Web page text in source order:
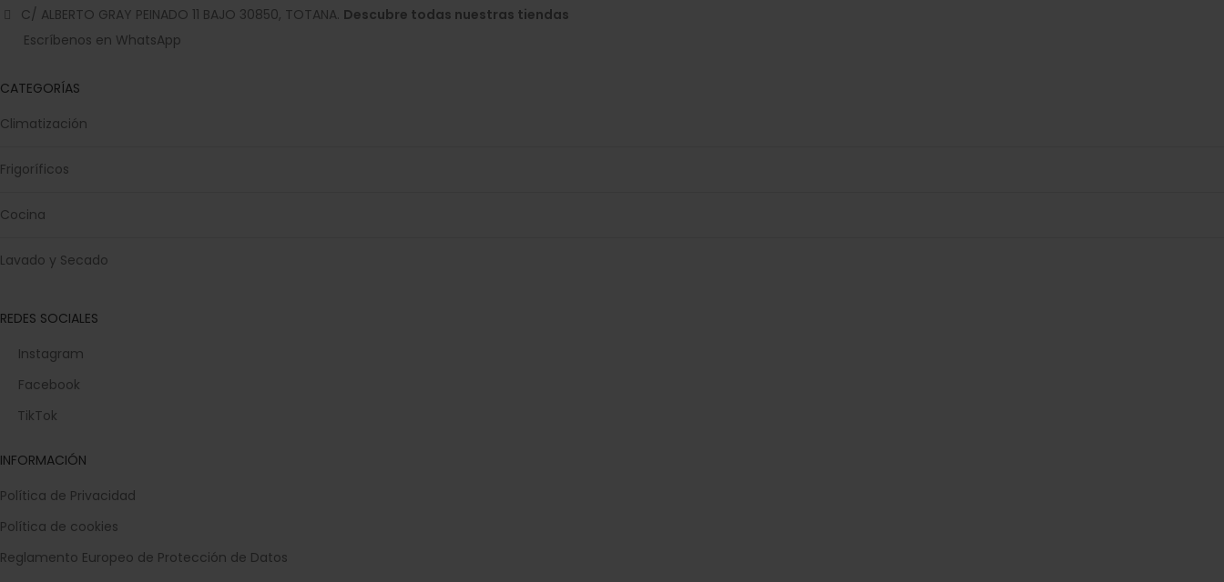
C/ ALBERTO GRAY PEINADO 11 BAJO 30850, TOTANA. Descubre todas nuestras tiendas
Escríbenos en WhatsApp
CATEGORÍAS
Climatización
Frigoríficos
Cocina
Lavado y Secado
REDES SOCIALES
Instagram
Facebook
TikTok
INFORMACIÓN
Política de Privacidad
Política de cookies
Reglamento Europeo de Protección de Datos